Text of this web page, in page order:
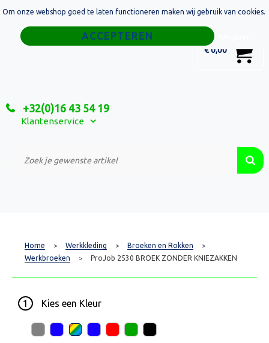
€ 0,00
+32(0)16 43 54 19
Klantenservice
Home
Relatiegeschenken
Custom Made Projecten
Home > Werkkleding > Broeken en Rokken >
Werkbroeken > ProJob 2530 BROEK ZONDER KNIEZAKKEN
1 Kies een Kleur
Om onze webshop goed te laten functioneren maken wij gebruik van cookies.